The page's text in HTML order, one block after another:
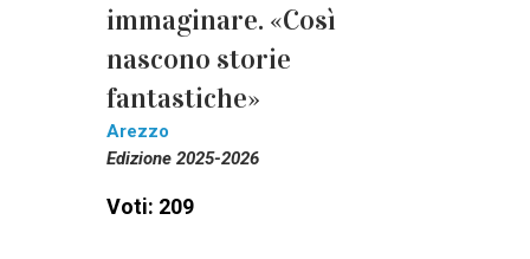
immaginare. «Così
nascono storie
fantastiche»
Arezzo
Edizione 2025-2026
Voti: 209